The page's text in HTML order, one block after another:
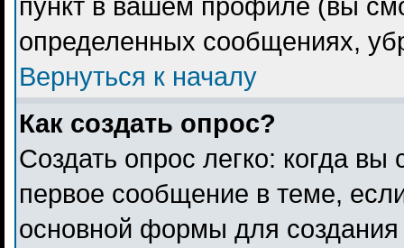
пункт в вашем профиле (вы
определенных сообщениях,
Вернуться к началу
Как создать опрос?
Создать опрос легко: когда вы
первое сообщение в теме,
основной формы для